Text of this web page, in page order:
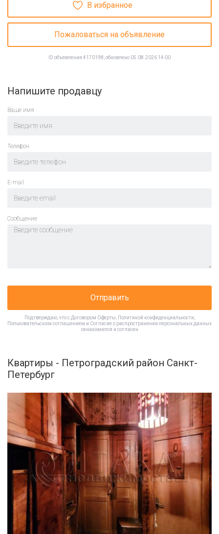
В избранное
Пожаловаться на объявление
ID объявления 4170198, обновлено 05.08.2026 14:00
Напишите продавцу
Ваше имя
Телефон
E-mail
Cообщение
Отправить
Подтверждаю, что с Договором Оферты Политикой конфиденциальности
Пользовательским соглашением и Согласие о распространении персональных данных
ознакомился и согласен
Квартиры - Петроградский район Санкт-
Петербург